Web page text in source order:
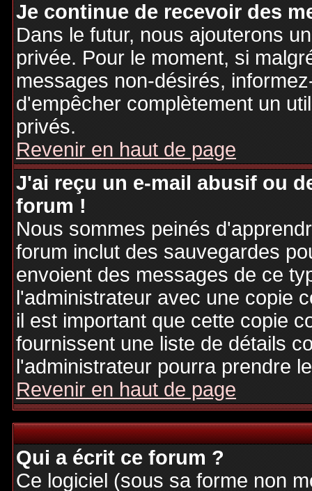
Je continue de recevoir des
Dans le futur, nous ajouterons
privée. Pour le moment, si
messages non-désirés,
d'empêcher complètement un
privés.
Revenir en haut de page
J'ai reçu un e-mail abusif ou
forum !
Nous sommes peinés
forum inclut des sauvegardes
envoient des messages de ce
l'administrateur avec une copie
il est important que cette copie
fournissent une liste de détails
l'administrateur pourra prendre
Revenir en haut de page
Qui a écrit ce forum ?
Ce logiciel (sous sa forme non